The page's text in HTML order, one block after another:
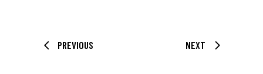
PREVIOUS NEXT